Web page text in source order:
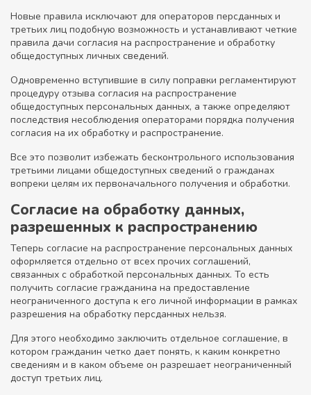
Новые правила исключают для операторов персданных и
третьих лиц подобную возможность и устанавливают четкие
правила дачи согласия на распространение и обработку
общедоступных личных сведений.
Одновременно вступившие в силу поправки регламентируют
процедуру отзыва согласия на распространение
общедоступных персональных данных, а также определяют
последствия несоблюдения операторами порядка получения
согласия на их обработку и распространение.
Все это позволит избежать бесконтрольного использования
третьими лицами общедоступных сведений о гражданах
вопреки целям их первоначального получения и обработки.
Согласие на обработку данных,
разрешенных к распространению
Теперь согласие на распространение персональных данных
оформляется отдельно от всех прочих соглашений,
связанных с обработкой персональных данных. То есть
получить согласие гражданина на предоставление
неограниченного доступа к его личной информации в рамках
разрешения на обработку персданных нельзя.
Для этого необходимо заключить отдельное соглашение, в
котором гражданин четко дает понять, к каким конкретно
сведениям и в каком объеме он разрешает неограниченный
доступ третьих лиц.